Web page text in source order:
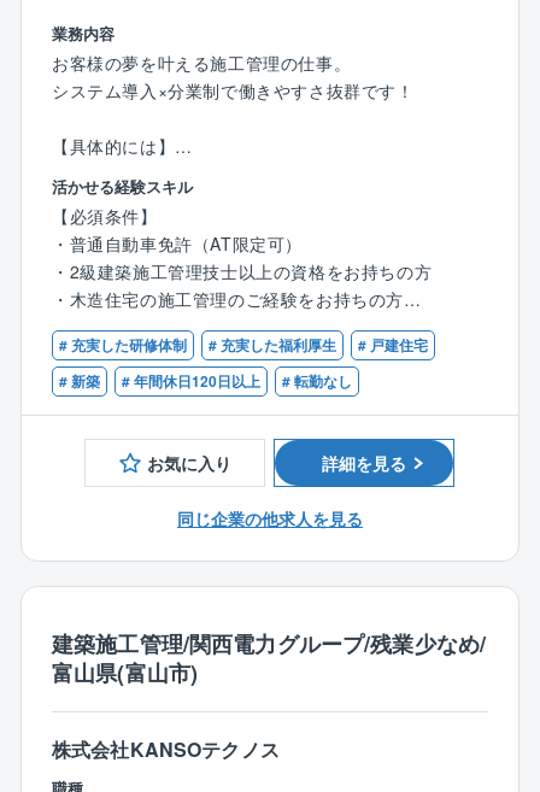
【短期間でキャリア確率できる理由】
＼数字を積み上げられる／
●商談数が多く、最短で経験値を獲得可能
●分業制による高い集中力で、成長スピードが劇的に加
●昇格ポストが豊富：1年での所長昇格実績あり
「稼げる」環境に加え、「成長を最大化」できる点が
最大の魅力です。
【入社後の成長ステップ】
入社後は導入研修で業界知識、商品理解、マナーを習
得。
その後2～3カ月は教育担当が提案方法や図面、ローン
手続きまで丁寧に指導します。
未経験でも 3カ月で初契約が一般的で、経験者なら初
月から契約獲得も可能です。
【チーム組織構成】
現在20代を中心に、20代～50代の幅広い年齢層が活躍
ます！
また各支店に営業、設計、インテリアコーディネータ
ー、現場監督、施工管理、技術事務、アフターメンテ
ナンス、検査員が在籍しています。
業務内容
お客様の夢を叶える施工管理の仕事。
システム導入×分業制で働きやすさ抜群です！
【具体的には】
・営業からお客様を引き継ぎ、施工の打ち合わせ
・職人の手配や資材の発注を実施
・着工したら現場で品質・工程・安全管理を担当
・約3～4ヶ月で完成。引き渡しが無事に進めば、1案件
完了！
【ポイント】
◆依頼主は地域に住むファミリー層や、建て替え希望
のシニア層など
◆各現場への確認・訪問回数は1日2～3件
◆訪問先は車で1時間圏内
◆並行して進める案件は6件程度
◆注文住宅と規格住宅の割合は7：3
【働きやすい環境】
◆”残業はしない”方針
も施工状況を確認。
また、着工前の打合せは営業と分業しているため残
◆インセンティブで頑張りを還元
賞与やインセンティブがモチベーションに！
活かせる経験スキル
【必須条件】
・普通自動車免許（AT限定可）
・2級建築施工管理技士以上の資格をお持ちの方
・木造住宅の施工管理のご経験をお持ちの方
【歓迎条件】
・1級建築施工管理をお持ちの方
# 充実した研修体制 # 充実した福利厚生
# 戸建住宅
# 新築
# 年間休日120日以上 # 転勤なし
お気に入り 詳細を見る
同じ企業の他求人を見る
建築施工管理/関西電力グループ/残業少なめ/
富山県(富山市)
株式会社KANSOテクノス